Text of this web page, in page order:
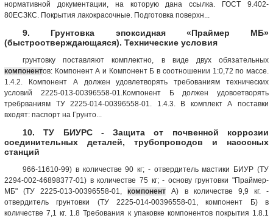
нормативной документации, на которую дана ссылка. ГОСТ 9.402-
80ЕСЗКС. Покрытия лакокрасочные. Подготовка поверхн...
9. Грунтовка эпоксидная «Праймер МБ»
(быстроотверждающаяся). Технические условия
грунтовку поставляют комплектно, в виде двух обязательных
компонентов: Компонент А и Компонент Б в соотношении 1:0,72 по массе.
1.4.2. Компонент А должен удовлетворять требованиям технических
условий 2225-013-00396558-01.Компонент Б должен удовоетворять
требрваниям ТУ 2225-014-00396558-01. 1.4.3. В комплект А поставки
входят: паспорт на Грунто...
10. ТУ БИУРС - Защита от почвенной коррозии
соединительных деталей, трубопроводов и насосных
станций
966-11610-99) в количестве 90 кг; - отвердитель мастики БИУР (ТУ
2294-002-46898377-01) в количестве 75 кг; - основу грунтовки "Праймер-
МБ" (ТУ 2225-013-00396558-01,компонент А) в количестве 9,9 кг. -
отвердитель грунтовки (ТУ 2225-014-00396558-01, компонент Б) в
количестве 7,1 кг. 1.8 Требования к упаковке компонентов покрытия 1.8.1